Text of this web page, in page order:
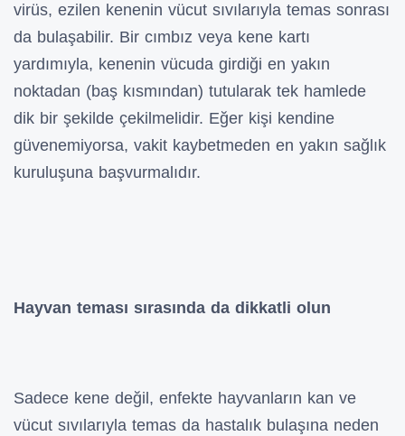
virüs, ezilen kenenin vücut sıvılarıyla temas sonrası
da bulaşabilir. Bir cımbız veya kene kartı
yardımıyla, kenenin vücuda girdiği en yakın
noktadan (baş kısmından) tutularak tek hamlede
dik bir şekilde çekilmelidir. Eğer kişi kendine
güvenemiyorsa, vakit kaybetmeden en yakın sağlık
kuruluşuna başvurmalıdır.
Hayvan teması sırasında da dikkatli olun
Sadece kene değil, enfekte hayvanların kan ve
vücut sıvılarıyla temas da hastalık bulaşına neden